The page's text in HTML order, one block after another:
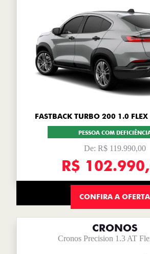
FASTBACK TURBO 200 1.0
PESSOA COM
De: R$ 119.990,00
R$
CONFIRA A OFERTA
CRONOS
Cronos Precision 1.3 AT